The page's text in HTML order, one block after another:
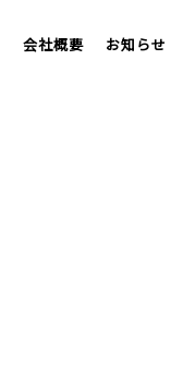
会社概要 お知らせ